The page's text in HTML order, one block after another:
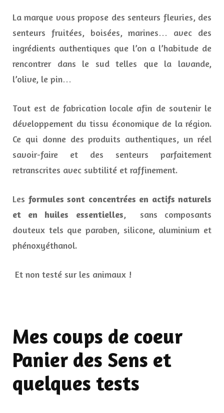
La marque vous propose des senteurs fleuries, des
senteurs fruitées, boisées, marines… avec des
ingrédients authentiques que l’on a l’habitude de
rencontrer dans le sud telles que la lavande,
l’olive, le pin…
Tout est de fabrication locale afin de soutenir le
développement du tissu économique de la région.
Ce qui donne des produits authentiques, un réel
savoir-faire et des senteurs parfaitement
retranscrites avec subtilité et raffinement.
Les formules sont concentrées en actifs naturels
et en huiles essentielles, sans composants
douteux tels que paraben, silicone, aluminium et
phénoxyéthanol.
Et non testé sur les animaux !
Mes coups de coeur
Panier des Sens et
quelques tests